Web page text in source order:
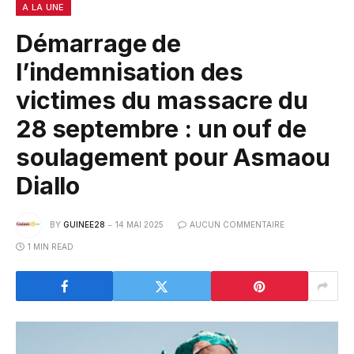
A LA UNE
Démarrage de
l’indemnisation des
victimes du massacre du
28 septembre : un ouf de
soulagement pour Asmaou
Diallo
BY GUINEE28 14 MAI 2025 AUCUN COMMENTAIRE
1 MIN READ